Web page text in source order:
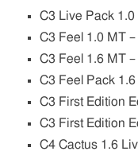
C3 Live Pack
C3 Feel 1.0 MT
C3 Feel 1.6 MT
C3 Feel Pack
C3 First Edition
C3 First Edition
C4 Cactus 1.6